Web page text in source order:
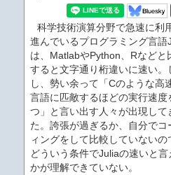
科学技術演算分野で急速に利
進んでいるプログラミング言語
は、MatlabやPython、Rなどと
すると文字通り桁違いに速い。
し、勢い余って「Cのような高
言語に匹敵するほどの実行速度
つ」と言い出す人々が出現して
た。誇張が過ぎるか、自分でコ
ィングをして比較していないの
どういう条件でJuliaの速いと言
かが理解できていない。